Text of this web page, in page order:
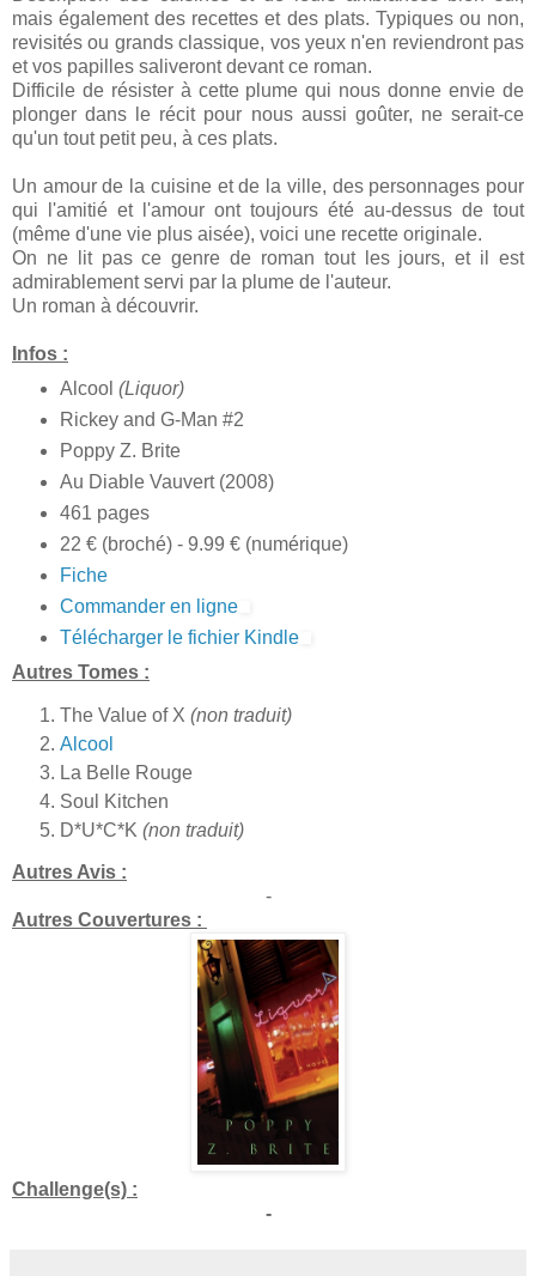
mais également des recettes et des plats. Typiques ou non,
revisités ou grands classique, vos yeux n'en reviendront pas
et vos papilles saliveront devant ce roman.
Difficile de résister à cette plume qui nous donne envie de
plonger dans le récit pour nous aussi goûter, ne serait-ce
qu'un tout petit peu, à ces plats.
Un amour de la cuisine et de la ville, des personnages pour
qui l'amitié et l'amour ont toujours été au-dessus de tout
(même d'une vie plus aisée), voici une recette originale.
On ne lit pas ce genre de roman tout les jours, et il est
admirablement servi par la plume de l'auteur.
Un roman à découvrir.
Infos :
Alcool (Liquor)
Rickey and G-Man #2
Poppy Z. Brite
Au Diable Vauvert (2008)
461 pages
22 € (broché) - 9.99 € (numérique)
Fiche
Commander en ligne
Télécharger le fichier Kindle
Autres Tomes :
The Value of X (non traduit)
Alcool
La Belle Rouge
Soul Kitchen
D*U*C*K (non traduit)
Autres Avis :
-
Autres Couvertures :
Challenge(s) :
-